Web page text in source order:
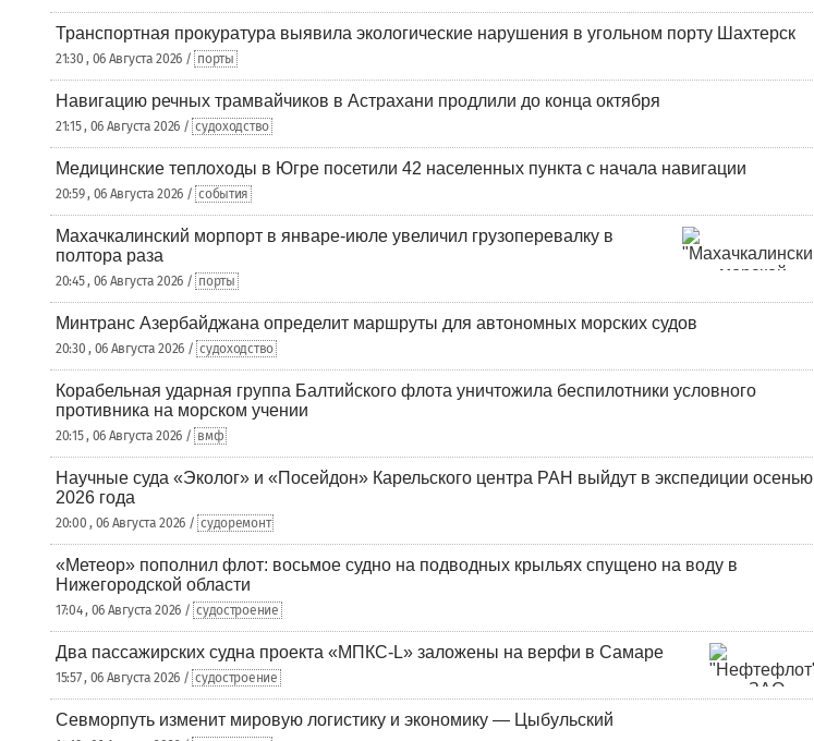
Транспортная прокуратура выявила экологические нарушения в угольном порту Шахтерск
21:30 , 06 Августа 2026 / порты
Навигацию речных трамвайчиков в Астрахани продлили до конца октября
21:15 , 06 Августа 2026 / судоходство
Медицинские теплоходы в Югре посетили 42 населенных пункта с начала навигации
20:59 , 06 Августа 2026 / события
Махачкалинский морпорт в январе-июле увеличил грузоперевалку в
полтора раза
20:45 , 06 Августа 2026 / порты
Минтранс Азербайджана определит маршруты для автономных морских судов
20:30 , 06 Августа 2026 / судоходство
Корабельная ударная группа Балтийского флота уничтожила беспилотники условного
противника на морском учении
20:15 , 06 Августа 2026 / вмф
Научные суда «Эколог» и «Посейдон» Карельского центра РАН выйдут в экспедиции осенью
2026 года
20:00 , 06 Августа 2026 / судоремонт
«Метеор» пополнил флот: восьмое судно на подводных крыльях спущено на воду в
Нижегородской области
17:04 , 06 Августа 2026 / судостроение
Два пассажирских судна проекта «МПКС-L» заложены на верфи в Самаре
15:57 , 06 Августа 2026 / судостроение
Севморпуть изменит мировую логистику и экономику — Цыбульский